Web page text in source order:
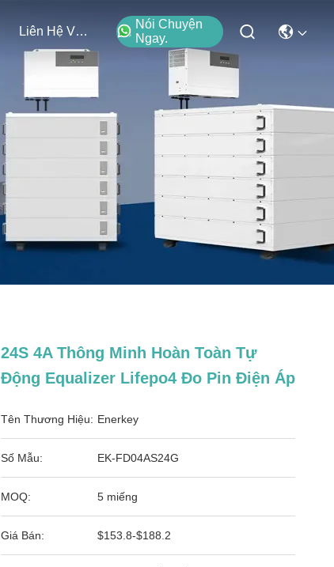
Liên Hệ Với Chúng Tôi
Nói Chuyện
Ngay.
24S 4A Thông Minh Hoàn Toàn Tự
Động Equalizer Lifepo4 Đo Pin Điện Áp
Tên Thương Hiệu: Enerkey
Số Mẫu: EK-FD04AS24G
MOQ: 5 miếng
Giá Bán: $153.8-$188.2